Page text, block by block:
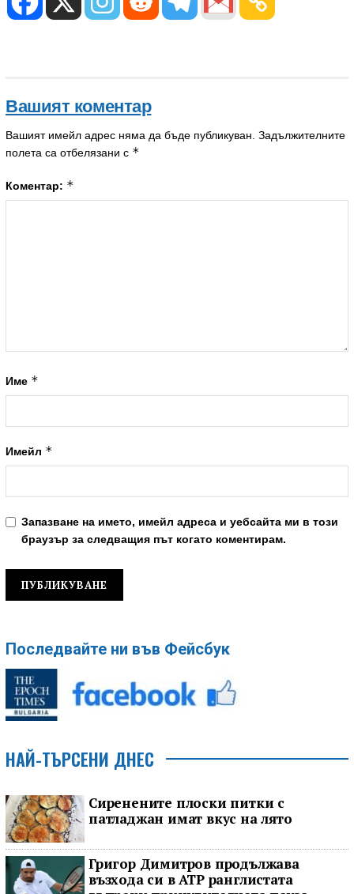
Вашият коментар
Вашият имейл адрес няма да бъде публикуван. Задължителните
полета са отбелязани с *
Коментар: *
Име *
Имейл *
Запазване на името, имейл адреса и уебсайта ми в този
браузър за следващия път когато коментирам.
Последвайте ни във Фейсбук
НАЙ-ТЪРСЕНИ ДНЕС
Сиренените плоски питки с
патладжан имат вкус на лято
Григор Димитров продължава
възхода си в ATP ранглистата